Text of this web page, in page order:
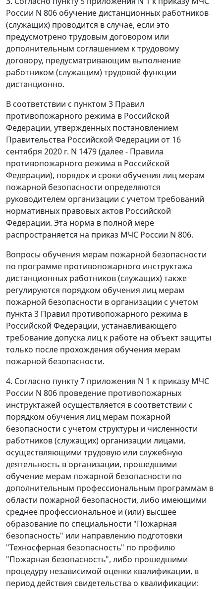
России N 806 обучение дистанционных работников
(служащих) проводится в случае, если это
предусмотрено трудовым договором или
дополнительным соглашением к трудовому
договору, предусматривающим выполнение
работником (служащим) трудовой функции
дистанционно.
В соответствии с пунктом 3 Правил
противопожарного режима в Российской
Федерации, утвержденных постановлением
Правительства Российской Федерации от 16
сентября 2020 г. N 1479 (далее - Правила
противопожарного режима в Российской
Федерации), порядок и сроки обучения лиц мерам
пожарной безопасности определяются
руководителем организации с учетом требований
нормативных правовых актов Российской
Федерации. Эта норма в полной мере
распространяется на приказ МЧС России N 806.
Вопросы обучения мерам пожарной безопасности
по программе противопожарного инструктажа
дистанционных работников (служащих) также
регулируются порядком обучения лиц мерам
пожарной безопасности в организации с учетом
пункта 3 Правил противопожарного режима в
Российской Федерации, устанавливающего
требование допуска лиц к работе на объект защиты
только после прохождения обучения мерам
пожарной безопасности.
4. Согласно пункту 7 приложения N 1 к приказу МЧС
России N 806 проведение противопожарных
инструктажей осуществляется в соответствии с
порядком обучения лиц мерам пожарной
безопасности с учетом структуры и численности
работников (служащих) организации лицами,
осуществляющими трудовую или служебную
деятельность в организации, прошедшими
обучение мерам пожарной безопасности по
дополнительным профессиональным программам в
области пожарной безопасности, либо имеющими
среднее профессиональное и (или) высшее
образование по специальности "Пожарная
безопасность" или направлению подготовки
"Техносферная безопасность" по профилю
"Пожарная безопасность", либо прошедшими
процедуру независимой оценки квалификации, в
период действия свидетельства о квалификации: